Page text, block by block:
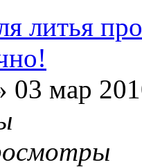
литья
03 мар